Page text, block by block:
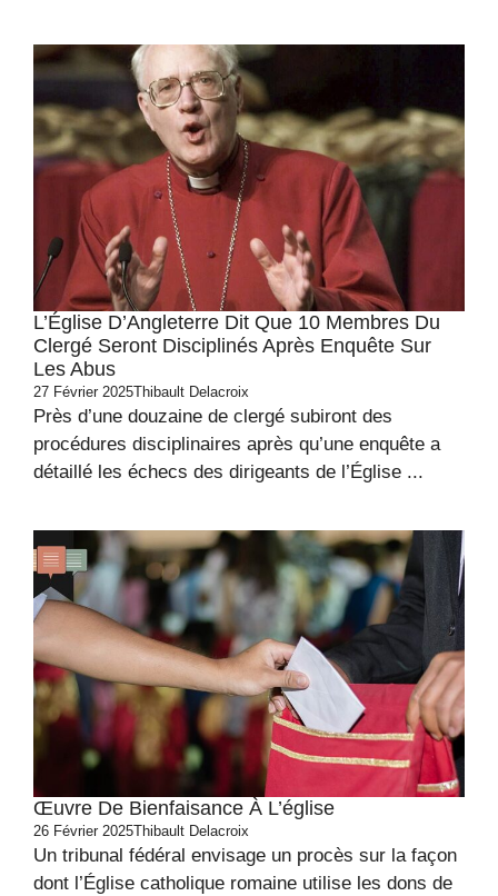
L’Église D’Angleterre Dit Que 10 Membres Du
Clergé Seront Disciplinés Après Enquête Sur
Les Abus
27 Février 2025Thibault Delacroix
Près d’une douzaine de clergé subiront des
procédures disciplinaires après qu’une enquête a
détaillé les échecs des dirigeants de l’Église ...
Œuvre De Bienfaisance À L’église
26 Février 2025Thibault Delacroix
Un tribunal fédéral envisage un procès sur la façon
dont l’Église catholique romaine utilise les dons de